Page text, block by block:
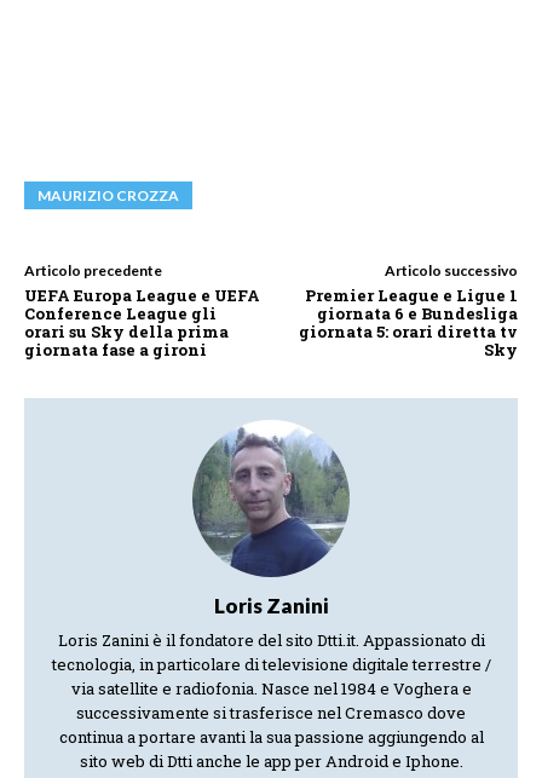
MAURIZIO CROZZA
Articolo precedente
UEFA Europa League e UEFA
Conference League gli
orari su Sky della prima
giornata fase a gironi
Articolo successivo
Premier League e Ligue 1
giornata 6 e Bundesliga
giornata 5: orari diretta tv
Sky
Loris Zanini
Loris Zanini è il fondatore del sito Dtti.it. Appassionato di
tecnologia, in particolare di televisione digitale terrestre /
via satellite e radiofonia. Nasce nel 1984 e Voghera e
successivamente si trasferisce nel Cremasco dove
continua a portare avanti la sua passione aggiungendo al
sito web di Dtti anche le app per Android e Iphone.